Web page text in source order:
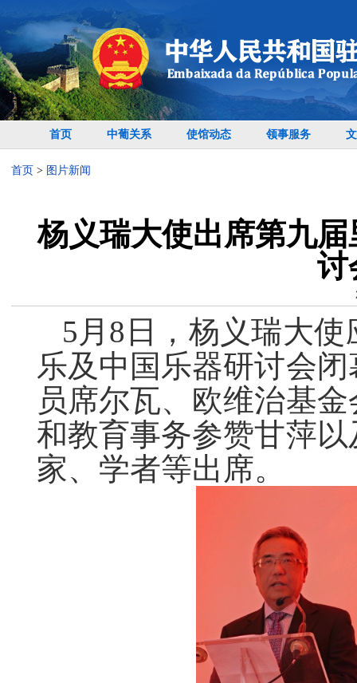
首页 中葡关系 使馆动态 领事服务
首页 > 图片新闻
杨义瑞大使出席第九
讨
5月8日，杨义瑞大
乐及中国乐器研讨会
员席尔瓦、欧维治基
和教育事务参赞甘萍
家、学者等出席。